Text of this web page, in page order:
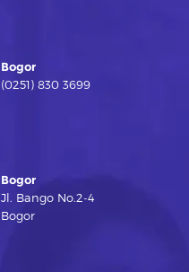
Bogor
(0251) 830 3699
Bogor
Jl. Bango No.2-4
Bogor